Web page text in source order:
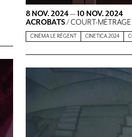
8 NOV. 2024—10 NOV. 2024
ACROBATS/ COURT-
CINÉMA LE RÉGENT CINETICA 2024